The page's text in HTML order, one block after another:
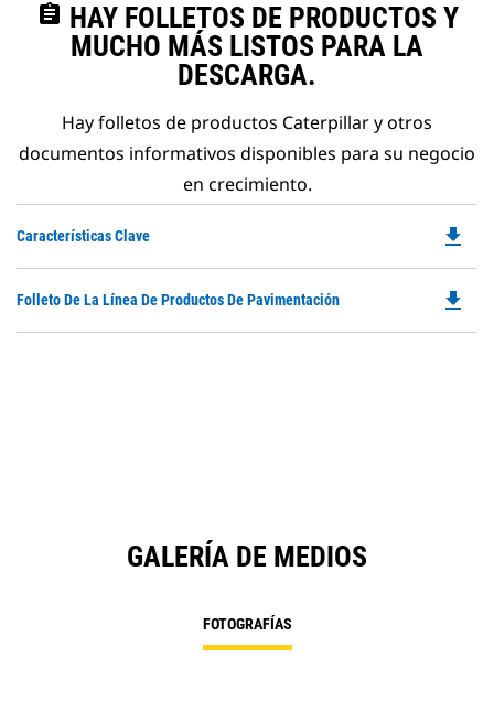
assignment HAY FOLLETOS DE PRODUCTOS Y
MUCHO MÁS LISTOS PARA LA
DESCARGA.
Hay folletos de productos Caterpillar y otros
documentos informativos disponibles para su negocio
en crecimiento.
Características Clave
a
file_download
Folleto De La Línea De Productos De Pavimentación file_download
GALERÍA DE MEDIOS
FOTOGRAFÍAS